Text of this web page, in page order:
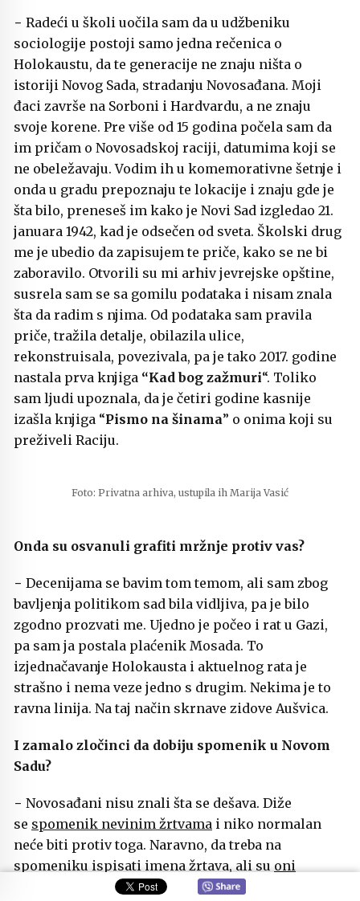
− Radeći u školi uočila sam da u udžbeniku
sociologije postoji samo jedna rečenica o
Holokaustu, da te generacije ne znaju ništa o
istoriji Novog Sada, stradanju Novosađana. Moji
đaci završe na Sorboni i Hardvardu, a ne znaju
svoje korene. Pre više od 15 godina počela sam da
im pričam o Novosadskoj raciji, datumima koji se
ne obeležavaju. Vodim ih u komemorativne šetnje i
onda u gradu prepoznaju te lokacije i znaju gde je
šta bilo, preneseš im kako je Novi Sad izgledao 21.
januara 1942, kad je odsečen od sveta. Školski drug
me je ubedio da zapisujem te priče, kako se ne bi
zaboravilo. Otvorili su mi arhiv jevrejske opštine,
susrela sam se sa gomilu podataka i nisam znala
šta da radim s njima. Od podataka sam pravila
priče, tražila detalje, obilazila ulice,
rekonstruisala, povezivala, pa je tako 2017. godine
nastala prva knjiga “Kad bog zažmuri“. Toliko
sam ljudi upoznala, da je četiri godine kasnije
izašla knjiga “Pismo na šinama” o onima koji su
preživeli Raciju.
Foto: Privatna arhiva, ustupila ih Marija Vasić
Onda su osvanuli grafiti mržnje protiv vas?
− Decenijama se bavim tom temom, ali sam zbog
bavljenja politikom sad bila vidljiva, pa je bilo
zgodno prozvati me. Ujedno je počeo i rat u Gazi,
pa sam ja postala plaćenik Mosada. To
izjednačavanje Holokausta i aktuelnog rata je
strašno i nema veze jedno s drugim. Nekima je to
ravna linija. Na taj način skrnave zidove Aušvica.
I zamalo zločinci da dobiju spomenik u Novom
Sadu?
− Novosađani nisu znali šta se dešava. Diže
se spomenik nevinim žrtvama i niko normalan
neće biti protiv toga. Naravno, da treba na
spomeniku ispisati imena žrtava, ali suoni
izmešali zločince, žrtve, počinioce i učinili nešto